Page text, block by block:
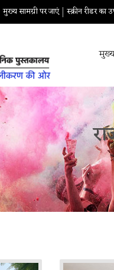
मुख्य सामग्री पर जाएं स्क्रीन रीडर का